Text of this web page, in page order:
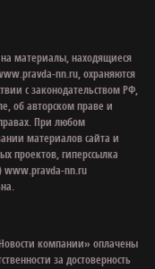
на материалы, находящиеся
nn.ru, охраняются
с законодательством РФ,
об авторском праве и
При любом
материалов сайта и
проектов, гиперссылка
www.pravda-nn.ru
компании» оплачены
за достоверность